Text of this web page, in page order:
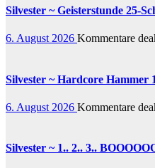
Silvester ~ Geisterstunde 25-
6. August 2026 Kommentare
Silvester ~ Hardcore Hammer
6. August 2026 Kommentare
Silvester ~ 1.. 2.. 3..